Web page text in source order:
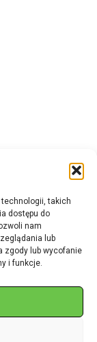
takich
dostępu do
nam
lub
zgody lub wycofanie
i funkcje.